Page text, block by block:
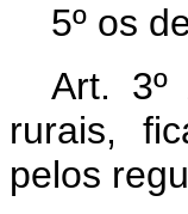
5º os
Art. 3º
rurais,
pelos